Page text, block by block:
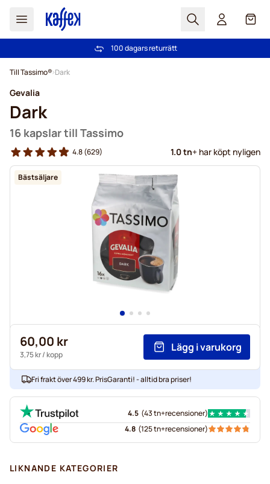
Sök Cart
Fri frakt över 499 kr
100 dagars returrätt
Till Tassimo® Dark
Bästsäljare
Gevalia
Dark
16 kapslar till Tassimo
4.8(629) 1.0 tn+ har köpt nyligen
60,00 kr
3,75 kr/ kopp
Lägg i varukorg
Fri frakt över 499 kr. PrisGaranti! - alltid bra priser!
4.5 (43 tn+recensioner)
4.8 (125 tn+recensioner)
LIKNANDE KATEGORIER